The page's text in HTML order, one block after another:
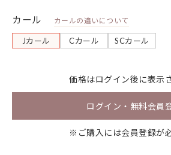
カール カールの違いについて
Jカール Cカール SCカール
価格はログイン後に表示
ログイン・無料会員
※ご購入には会員登録が